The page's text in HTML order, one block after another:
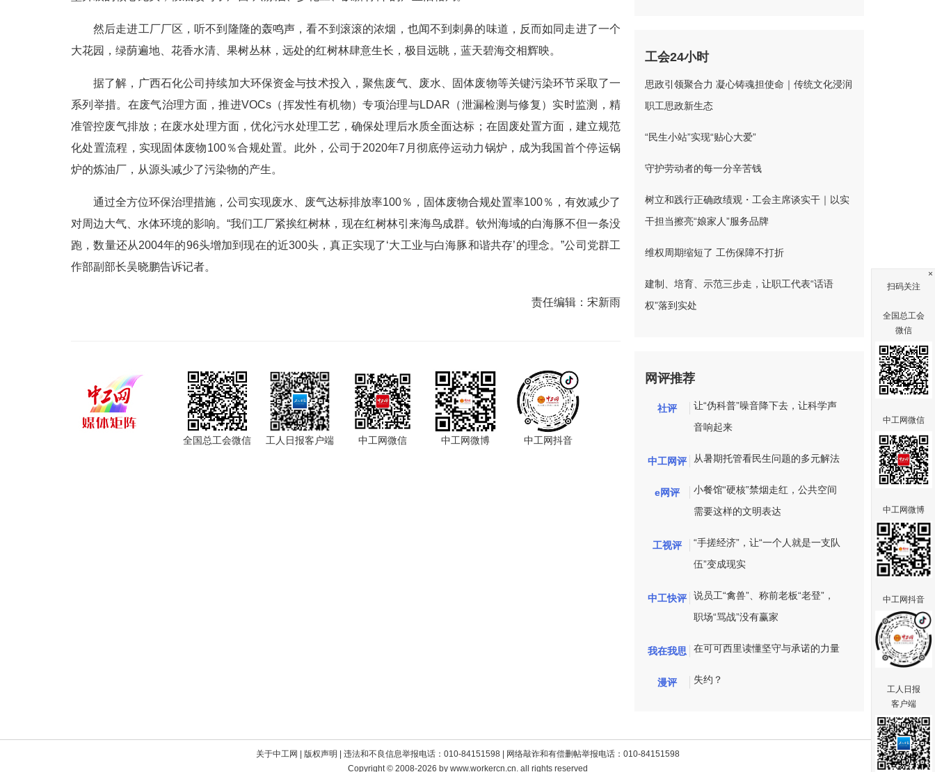
然后走进工厂厂区，听不到隆隆的轰鸣声，看不到滚滚的浓烟，也闻不到刺鼻的味道，反而如同走进了一个
大花园，绿荫遍地、花香水清、果树丛林，远处的红树林肆意生长，极目远眺，蓝天碧海交相辉映。
据了解，广西石化公司持续加大环保资金与技术投入，聚焦废气、废水、固体废物等关键污染环节采取了一
系列举措。在废气治理方面，推进VOCs（挥发性有机物）专项治理与LDAR（泄漏检测与修复）实时监测，精
准管控废气排放；在废水处理方面，优化污水处理工艺，确保处理后水质全面达标；在固废处置方面，建立规范
化处置流程，实现固体废物100％合规处置。此外，公司于2020年7月彻底停运动力锅炉，成为我国首个停运锅
炉的炼油厂，从源头减少了污染物的产生。
通过全方位环保治理措施，公司实现废水、废气达标排放率100％，固体废物合规处置率100％，有效减少了
对周边大气、水体环境的影响。“我们工厂紧挨红树林，现在红树林引来海鸟成群。钦州海域的白海豚不但一条没
跑，数量还从2004年的96头增加到现在的近300头，真正实现了‘大工业与白海豚和谐共存’的理念。”公司党群工
作部副部长吴晓鹏告诉记者。
责任编辑： 宋新雨
全国总工会微信 工人日报客户端 中工网微信 中工网微博 中工网抖音
工会24小时
思政引领聚合力 凝心铸魂担使命｜传统文化浸润
职工思政新生态
“民生小站”实现“贴心大爱”
守护劳动者的每一分辛苦钱
树立和践行正确政绩观・工会主席谈实干｜以实
干担当擦亮“娘家人”服务品牌
维权周期缩短了 工伤保障不打折
建制、培育、示范三步走，让职工代表“话语
权”落到实处
网评推荐
社评
让“伪科普”噪音降下去，让科学声
音响起来
中工网评 从暑期托管看民生问题的多元解法
e网评
小餐馆“硬核”禁烟走红，公共空间
需要这样的文明表达
工视评
“手搓经济”，让“一个人就是一支队
伍”变成现实
中工快评
说员工“禽兽”、称前老板“老登”，
职场“骂战”没有赢家
我在我思 在可可西里读懂坚守与承诺的力量
漫评 失约？
关于中工网 版权声明
| 违法和不良信息举报电话：010-84151598 | 网络敲诈和有偿删帖举报电话：010-84151598
Copyright © 2008-2026 by www.workercn.cn. all rights reserved
扫码关注
全国总工会
微信
中工网微信
中工网微博
中工网抖音
工人日报
客户端
×